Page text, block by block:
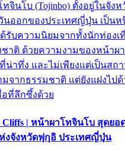
จินโบ (Tojinbo) ตั้งอยู่ในจังห
นออกของประเทศญี่ปุ่น เป็น
ด้รับความนิยมจากทั้งนักท่อง
ชาติ ด้วยความงามของหน้าผ
น่าทึ่ง และไม่เพียงแต่เป็นสถ
มจากธรรมชาติ แต่ยังแฝงไป
อที่ลึกซึ้งด้วย
Cliffs | หน้าผาโทจินโบ สุดย
งจังหวัดฟุกุอิ ประเทศญี่ปุ่น